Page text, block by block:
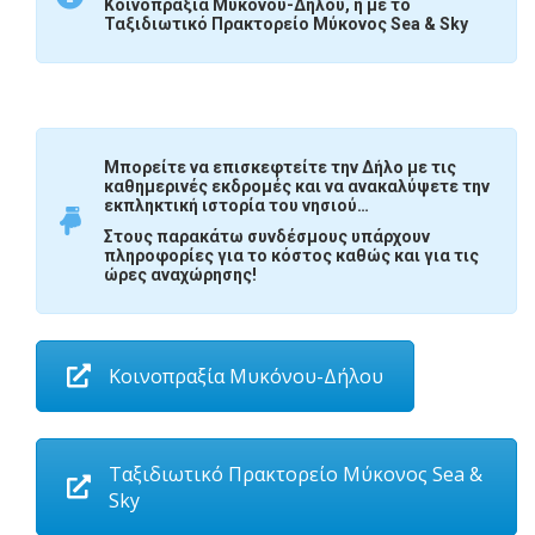
Κοινοπραξία Μυκόνου-Δήλου, ή με το
Ταξιδιωτικό Πρακτορείο Μύκονος Sea & Sky
Μπορείτε να επισκεφτείτε την Δήλο με τις
καθημερινές εκδρομές και να ανακαλύψετε την
εκπληκτική ιστορία του νησιού…
Στους παρακάτω συνδέσμους υπάρχουν
πληροφορίες για το κόστος καθώς και για τις
ώρες αναχώρησης!
Κοινοπραξία Μυκόνου-Δήλου
Ταξιδιωτικό Πρακτορείο Μύκονος Sea &
Sky